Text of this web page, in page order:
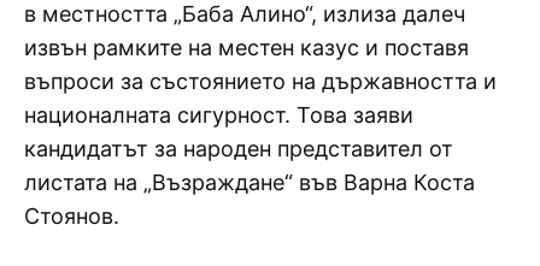
в местността „Баба Алино“, излиза далеч
извън рамките на местен казус и поставя
въпроси за състоянието на държавността и
националната сигурност. Това заяви
кандидатът за народен представител от
листата на „Възраждане“ във Варна Коста
Стоянов.